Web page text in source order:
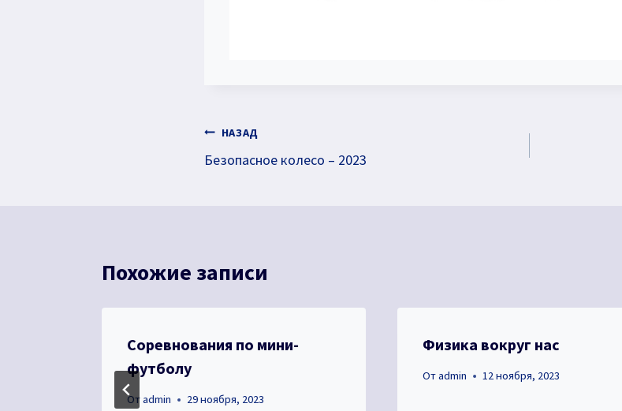
Навигация
по
НАЗАД
Безопасное колесо – 2023
Похожие записи
Соревнования по мини-
футболу
Отadmin 29 ноября, 2023
Физика вокруг нас
Отadmin 12 ноября, 2023